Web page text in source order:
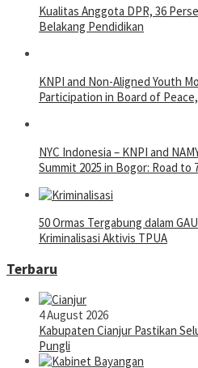
Kualitas Anggota DPR, 36
Belakang Pendidikan
KNPI and Non-Aligned Youth
Participation in Board of
NYC Indonesia – KNPI and
Summit 2025 in Bogor: Road
50 Ormas Tergabung dalam
Kriminalisasi Aktivis TPUA
Terbaru
4 August 2026
Kabupaten Cianjur Pastikan
Pungli